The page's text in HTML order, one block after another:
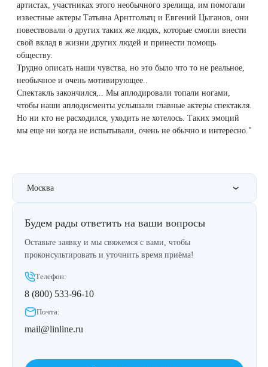
артистах, участниках этого необычного зрелища, им помогали
известные актеры Татьяна Арнтгольтц и Евгений Цыганов, они
повествовали о других таких же людях, которые смогли внести
свой вклад в жизни других людей и принести помощь
обществу.
Трудно описать наши чувства, но это было что то не реальное,
необычное и очень мотивирующее..
Спектакль закончился,.. Мы аплодировали топали ногами,
чтобы наши аплодисменты услышали главные актеры спектакля.
Но ни кто не расходился, уходить не хотелось. Таких эмоций
мы еще ни когда не испытывали, очень не обычно и интересно."
Москва
Будем рады ответить на ваши вопросы
Оставьте заявку и мы свяжемся с вами, чтобы
проконсультировать и уточнить время приёма!
Телефон:
8 (800) 533-96-10
Почта:
mail@linline.ru
Удаление сосудистых звездочек
Удаление винного пятна
Лечение псориаза
Лазерный пилинг
Удаление рубцов
Удаление новообразований
Лазерное лечение постакне
QOOL- омоложение
Карбоновый пилинг
Лазерное лечение ринофимы
Поднять брови
Молодую и увлажнённую кожу вокруг глаз
Вылечить расширенные поры
Избавиться от комедонов на лице
Остановить выпадение волос
Восстановление здоровья волос
Сделать педикюр
Купить абонемент